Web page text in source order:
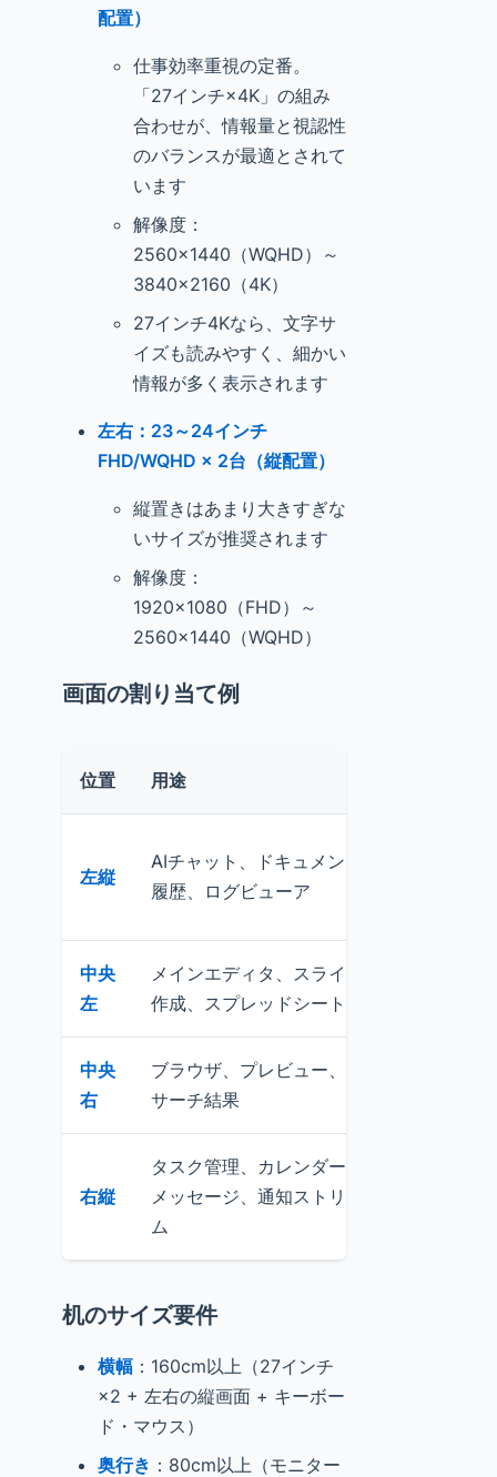
配置）
仕事効率重視の定番。
「27インチ×4K」の組み
合わせが、情報量と視認性
のバランスが最適とされて
います
解像度：
2560×1440（WQHD）～
3840×2160（4K）
27インチ4Kなら、文字サ
イズも読みやすく、細かい
情報が多く表示されます
左右：23～24インチ
FHD/WQHD × 2台（縦配置）
縦置きはあまり大きすぎな
いサイズが推奨されます
解像度：
1920×1080（FHD）～
2560×1440（WQHD）
画面の割り当て例
位置 用途
左縦
AIチャット、ドキュメント
履歴、ログビューア
中央
左
メインエディタ、スライド
作成、スプレッドシート
中央
右
ブラウザ、プレビュー、リ
サーチ結果
右縦
タスク管理、カレンダー、
メッセージ、通知ストリー
ム
机のサイズ要件
横幅 ：160cm以上（27インチ
×2 + 左右の縦画面 + キーボー
ド・マウス）
奥行き ：80cm以上（モニター